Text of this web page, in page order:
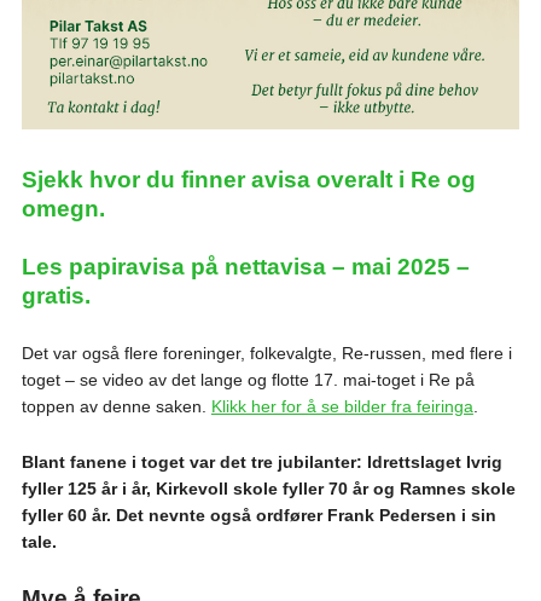
Sjekk hvor du finner avisa overalt i Re og
omegn.
Les papiravisa på nettavisa – mai 2025 –
gratis.
Det var også flere foreninger, folkevalgte, Re-russen, med flere i
toget – se video av det lange og flotte 17. mai-toget i Re på
toppen av denne saken. Klikk her for å se bilder fra feiringa.
Blant fanene i toget var det tre jubilanter: Idrettslaget Ivrig
fyller 125 år i år, Kirkevoll skole fyller 70 år og Ramnes skole
fyller 60 år. Det nevnte også ordfører Frank Pedersen i sin
tale.